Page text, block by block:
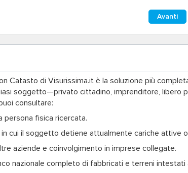
Avanti
Catasto di Visurissima.it è la soluzione più
soggetto—privato cittadino, imprenditore, libero
consultare:
persona fisica ricercata.
in cui il soggetto detiene attualmente cariche attive
aziende e coinvolgimento in imprese collegate.
nazionale completo di fabbricati e terreni